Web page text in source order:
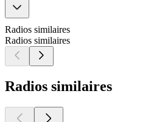
Radios similaires
Radios similaires
Radios similaires